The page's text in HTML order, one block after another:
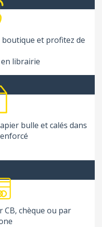
et profitez de
librairie
bulle et calés dans
CB, chèque ou par